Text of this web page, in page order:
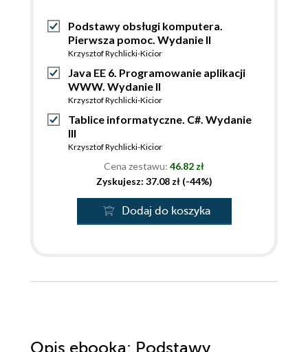
Podstawy obsługi komputera.
Pierwsza pomoc. Wydanie II
Krzysztof Rychlicki-Kicior
Java EE 6. Programowanie aplikacji
WWW. Wydanie II
Krzysztof Rychlicki-Kicior
Tablice informatyczne. C#. Wydanie
III
Krzysztof Rychlicki-Kicior
Cena zestawu: 46.82 zł
Zyskujesz: 37.08 zł (-44%)
Dodaj do koszyka
Opis ebooka: Podstawy